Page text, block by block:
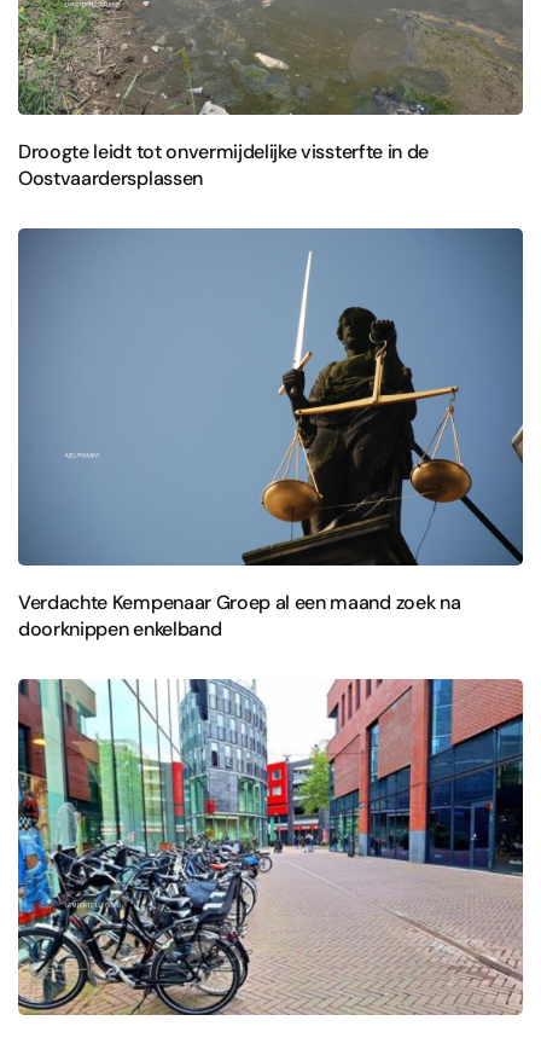
Droogte leidt tot onvermijdelijke vissterfte in de
Oostvaardersplassen
Verdachte Kempenaar Groep al een maand zoek na
doorknippen enkelband